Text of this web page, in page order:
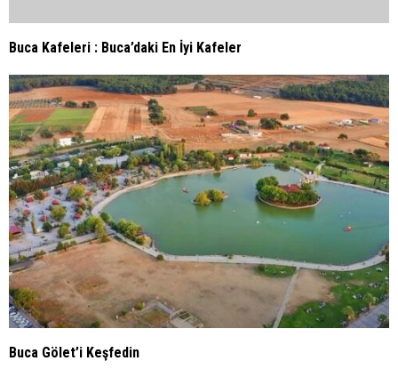
Buca Kafeleri : Buca’daki En İyi Kafeler
Buca Gölet’i Keşfedin